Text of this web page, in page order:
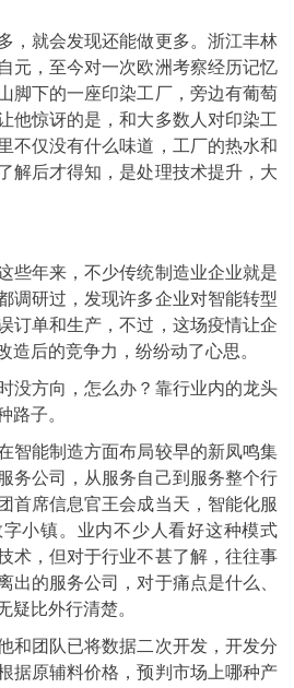
就会发现还能做更多。浙江丰林
元，至今对一次欧洲考察经历记忆
下的一座印染工厂，旁边有葡萄
他惊讶的是，和大多数人对印染工
不仅没有什么味道，工厂的热水和
解后才得知，是处理技术提升，大
年来，不少传统制造业企业就是
调研过，发现许多企业对智能转型
订单和生产，不过，这场疫情让企
造后的竞争力，纷纷动了心思。
方向，怎么办？靠行业内的龙头
路子。
能制造方面布局较早的新凤鸣集
务公司，从服务自己到服务整个行
首席信息官王会成当天，智能化服
小镇。业内不少人看好这种模式
，但对于行业不甚了解，往往事
出的服务公司，对于痛点是什么、
疑比外行清楚。
团队已将数据二次开发，开发分
据原辅料价格，预判市场上哪种产